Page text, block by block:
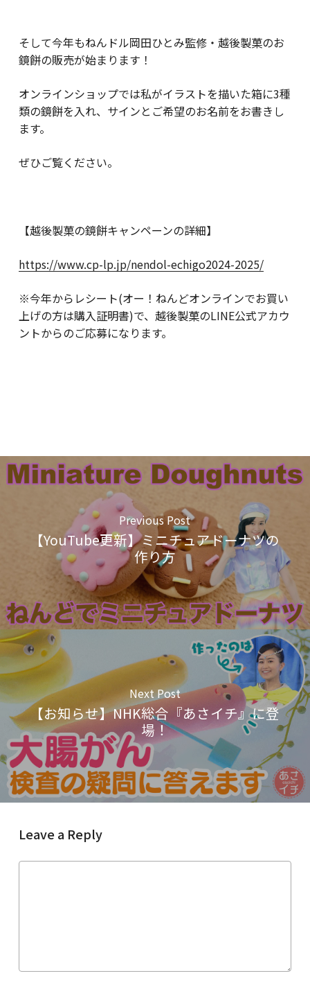
そして今年もねんドル岡田ひとみ監修・越後製菓のお
鏡餅の販売が始まります！
オンラインショップでは私がイラストを描いた箱に3種
類の鏡餅を入れ、サインとご希望のお名前をお書きし
ます。
ぜひご覧ください。
【越後製菓の鏡餅キャンペーンの詳細】
https://www.cp-lp.jp/nendol-echigo2024-2025/
※今年からレシート(オー！ねんどオンラインでお買い
上げの方は購入証明書)で、越後製菓のLINE公式アカウ
ントからのご応募になります。
Previous Post
【YouTube更新】ミニチュアドーナツの
作り方
Next Post
【お知らせ】NHK総合『あさイチ』に登
場！
Leave a Reply